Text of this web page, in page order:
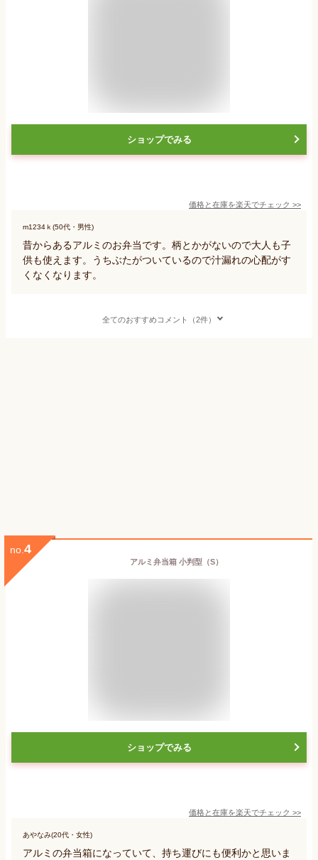
ショップでみる
価格と在庫を楽天でチェック >>
m1234ｋ(50代・男性)
昔からあるアルミのお弁当です。柄とかがないので大人も子
供も使えます。うちぶたがついているので汁漏れの心配がす
くなくなります。
全てのおすすめコメント（2件）
no. 4
アルミ弁当箱 小判型（S）
ショップでみる
価格と在庫を楽天でチェック >>
あやなみ(20代・女性)
アルミの弁当箱になっていて、持ち運びにも便利かと思いま